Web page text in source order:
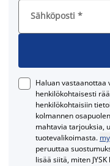
Sähköposti *
Haluan vastaanottaa
henkilökohtaisesti
henkilökohtaisiin
kolmannen
mahtavia tarjouksia,
tuotevalikoimasta.
peruuttaa
lisää siitä, miten